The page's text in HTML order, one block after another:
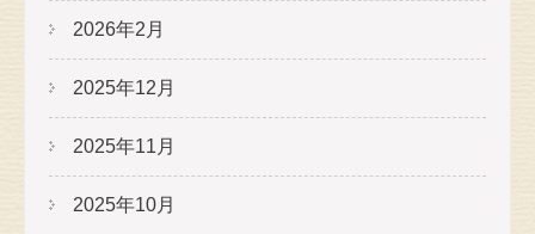
2026年2月
2025年12月
2025年11月
2025年10月